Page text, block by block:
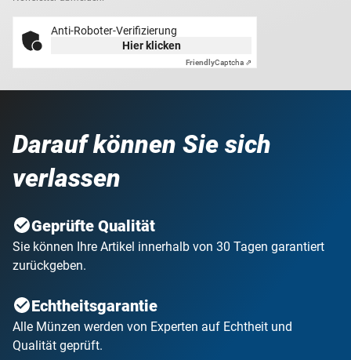
Anti-Roboter-Verifizierung
Hier klicken
FriendlyCaptcha ⇗
Darauf können Sie sich
verlassen
Geprüfte Qualität
Sie können Ihre Artikel innerhalb von 30 Tagen garantiert
zurückgeben.
Echtheitsgarantie
Alle Münzen werden von Experten auf Echtheit und
Qualität geprüft.